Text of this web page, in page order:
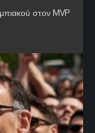
στον MVP